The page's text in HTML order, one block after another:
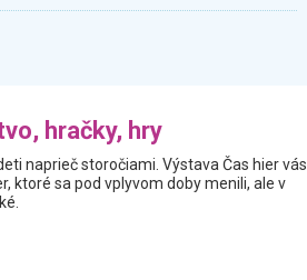
hračky, hry
naprieč storočiami. Výstava Čas hier vás
ktoré sa pod vplyvom doby menili, ale v